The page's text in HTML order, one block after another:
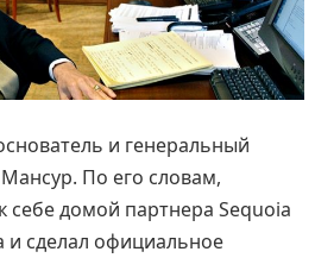
и генеральный
По его словам,
себе домой партнера Sequoia
сделал официальное